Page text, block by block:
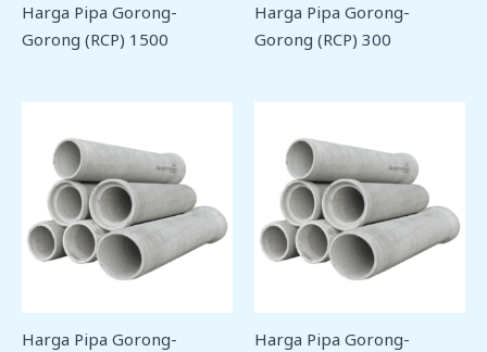
Harga Pipa Gorong-
Gorong (RCP) 1500
Harga Pipa Gorong-
Gorong (RCP) 300
Harga Pipa Gorong-
Harga Pipa Gorong-